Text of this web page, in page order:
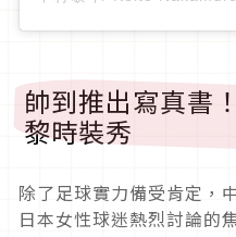
帥到推出寫真書
黎時裝秀
除了足球實力備受肯定，
日本女性球迷熱烈討論的